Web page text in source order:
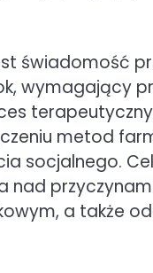
świadomość
wymagający
metod
socjalnego.
nad
a także